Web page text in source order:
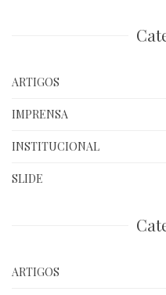
ARTIGOS
IMPRENSA
INSTITUCIONAL
SLIDE
ARTIGOS